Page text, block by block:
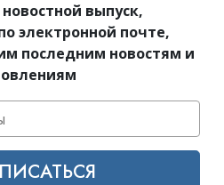
выпуск,
электронной почте,
последним новостям и